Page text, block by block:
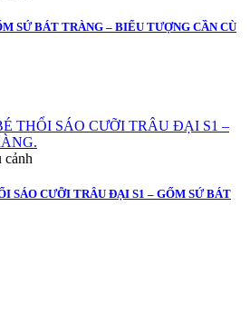
SỨ BÁT TRÀNG – BIỂU TƯỢNG CẦN CÙ
cảnh
SÁO CƯỠI TRÂU ĐẠI S1 – GỐM SỨ BÁT